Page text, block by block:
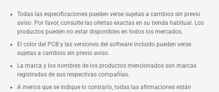
Todas las especificaciones pueden verse sujetas a cambios sin previo
aviso. Por favor, consulte las ofertas exactas en su tienda habitual. Los
productos pueden no estar disponibles en todos los mercados.
El color del PCB y las versiones del software incluido pueden verse
sujetas a cambios sin previo aviso.
La marca y los nombres de los productos mencionados son marcas
registradas de sus respectivas compañías.
A menos que se indique lo contrario, todas las afirmaciones están